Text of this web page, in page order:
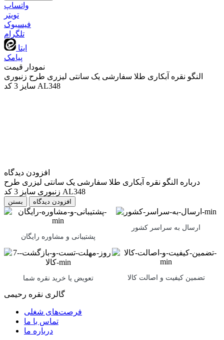
واتساپ
تويتر
فیسبوک
تلگرام
ایتا
پیامک
نمودار قیمت
النگو نقره آبکاری طلا سفارشی یک سانتی لیزری طرح زنبوری
سایز 3 کد AL348
افزودن دیدگاه
درباره النگو نقره آبکاری طلا سفارشی یک سانتی لیزری طرح
زنبوری سایز 3 کد AL348
بستن
پشتیبانی و مشاوره رایگان
ارسال به سراسر کشور
تعویض یا خرید نقره شما تضمین کیفیت و اصالت کالا
گالری نقره رحیمی
فرصت‌های شغلی
تماس با ما
درباره ما